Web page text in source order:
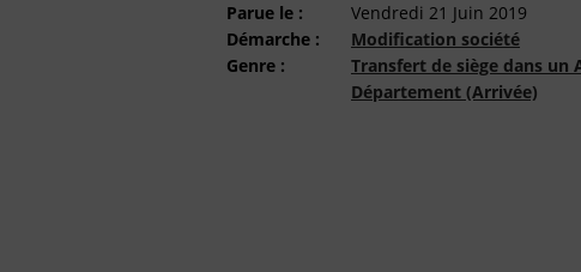
Parue le :
Vendredi 21 Juin 2019
Démarche :
Modification société
Genre :
Transfert de siège dans un
Département (Arrivée)